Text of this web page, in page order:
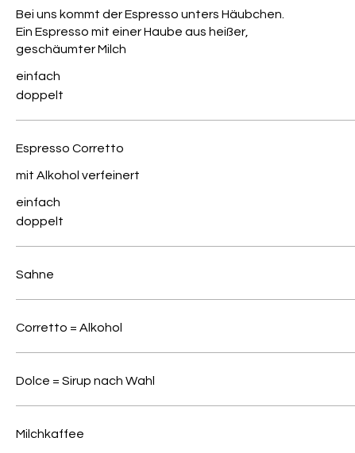
Bei uns kommt der Espresso unters Häubchen.
Ein Espresso mit einer Haube aus heißer,
geschäumter Milch
einfach
doppelt
Espresso Corretto
mit Alkohol verfeinert
einfach
doppelt
Sahne
Corretto = Alkohol
Dolce = Sirup nach Wahl
Milchkaffee